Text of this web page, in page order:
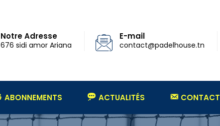
Notre Adresse
676 sidi amor Ariana
E-mail
contact@padelhouse.tn
ABONNEMENTS ACTUALITÉS CONTACT